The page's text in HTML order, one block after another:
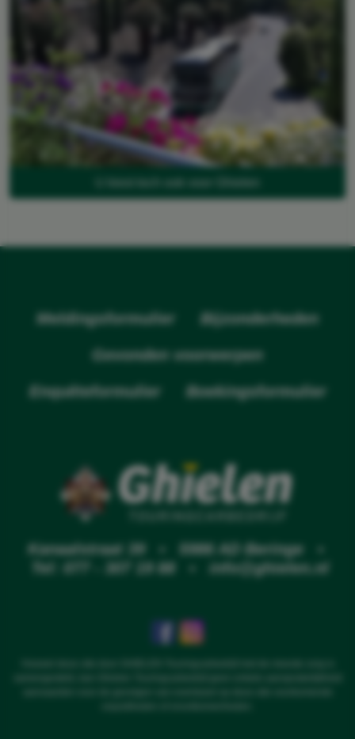
Meldingsformulier Bijzonderheden
Gevonden voorwerpen
Enquêteformulier Boekingsformulier
Kanaalstraat 39 • 5986 AD Beringe •
Tel: 077 - 307 19 88
info@ghielen.nl